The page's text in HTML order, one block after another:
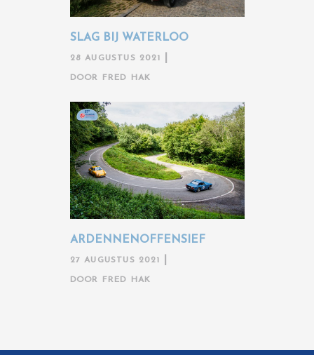
SLAG BIJ WATERLOO
28 AUGUSTUS 2021
DOOR FRED HAK
ARDENNENOFFENSIEF
27 AUGUSTUS 2021
DOOR FRED HAK